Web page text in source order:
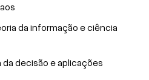
da informação e ciência
da decisão e aplicações